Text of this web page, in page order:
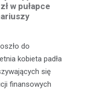
w pułapce
do
kobieta padła
się
finansowych